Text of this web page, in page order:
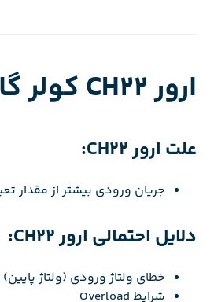
ارور CH22 کولر گازی ال جی
علت ارور CH22:
جریان ورودی بیشتر از مقدار
دلایل احتمالی ارور CH22:
خطای ولتاژ ورودی (ولتاژ پایین)
شرایط Overload